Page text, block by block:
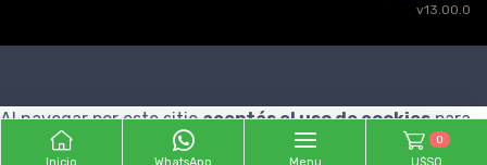
v13.00.0
0
Al navegar por este sitioaceptás el uso de cookiespara
agilizar tu experiencia de compra.
ENTENDIDO